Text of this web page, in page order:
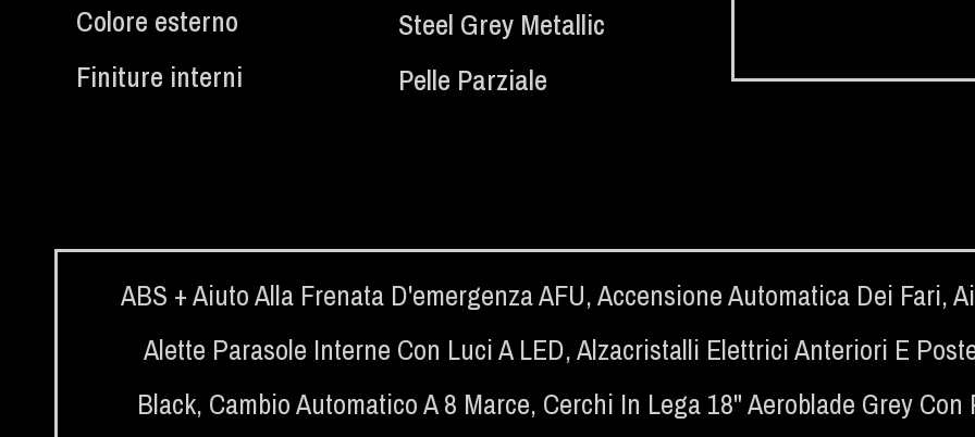
Colore esterno
Steel Grey Metallic
Finiture interni
Pelle Parziale
ABS + Aiuto Alla Frenata D'emergenza AFU,Accensione Automatica Dei Fari,
Alette Parasole Interne Con Luci A LED,Alzacristalli Elettrici Anteriori E
Black, Cambio Automatico A 8 Marce, Cerchi In Lega 18" Aeroblade Grey